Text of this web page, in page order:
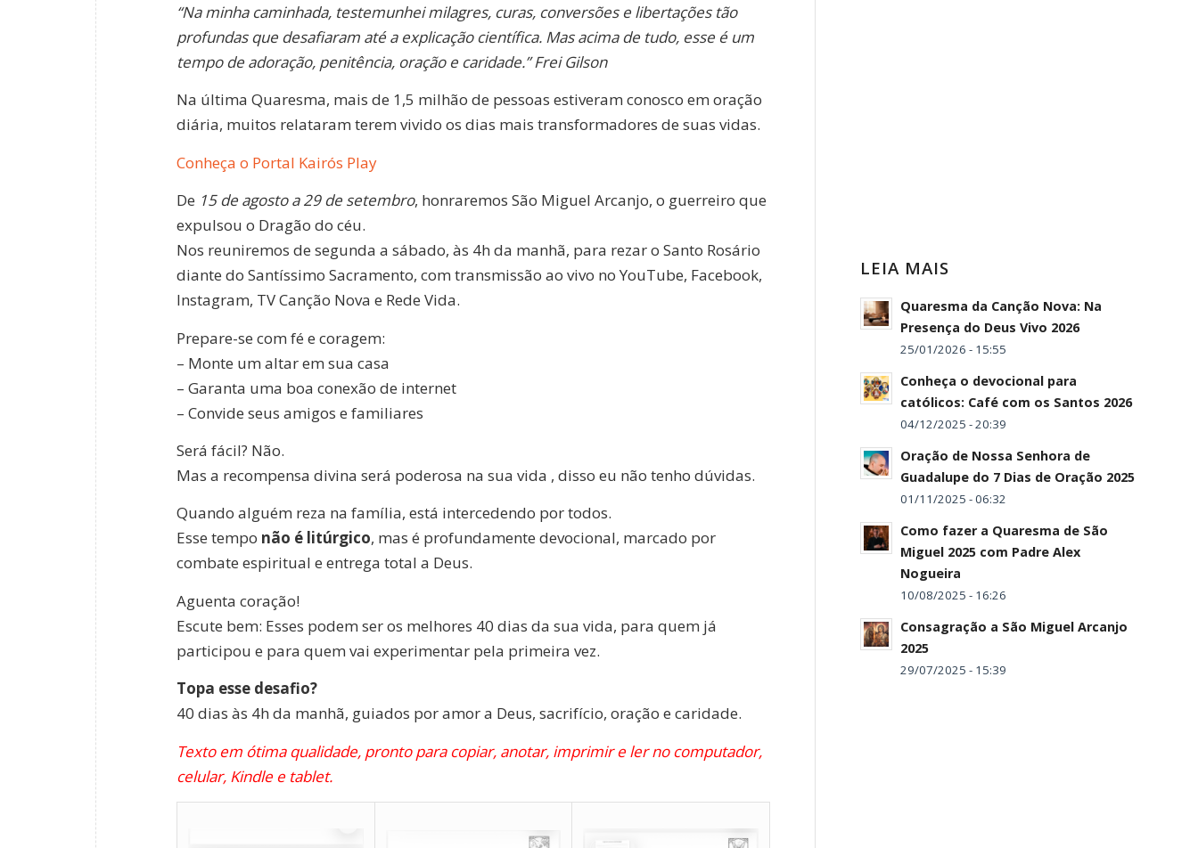
“Na minha caminhada, testemunhei milagres, curas, conversões e libertações tão
profundas que desafiaram até a explicação científica. Mas acima de tudo, esse é um
tempo de adoração, penitência, oração e caridade.” Frei Gilson
Na última Quaresma, mais de 1,5 milhão de pessoas estiveram conosco em oração
diária, muitos relataram terem vivido os dias mais transformadores de suas vidas.
Conheça o Portal Kairós Play
De 15 de agosto a 29 de setembro, honraremos São Miguel Arcanjo, o guerreiro que
expulsou o Dragão do céu.
Nos reuniremos de segunda a sábado, às 4h da manhã, para rezar o Santo Rosário
diante do Santíssimo Sacramento, com transmissão ao vivo no YouTube, Facebook,
Instagram, TV Canção Nova e Rede Vida.
Prepare-se com fé e coragem:
– Monte um altar em sua casa
– Garanta uma boa conexão de internet
– Convide seus amigos e familiares
Será fácil? Não.
Mas a recompensa divina será poderosa na sua vida , disso eu não tenho dúvidas.
Quando alguém reza na família, está intercedendo por todos.
Esse tempo não é litúrgico, mas é profundamente devocional, marcado por
combate espiritual e entrega total a Deus.
Aguenta coração!
Escute bem: Esses podem ser os melhores 40 dias da sua vida, para quem já
participou e para quem vai experimentar pela primeira vez.
Topa esse desafio?
40 dias às 4h da manhã, guiados por amor a Deus, sacrifício, oração e caridade.
Texto em ótima qualidade, pronto para copiar, anotar, imprimir e ler no computador,
celular, Kindle e tablet.
LEIA MAIS
Quaresma da Canção Nova: Na
Presença do Deus Vivo 2026
25/01/2026 - 15:55
Conheça o devocional para
católicos: Café com os Santos 2026
04/12/2025 - 20:39
Oração de Nossa Senhora de
Guadalupe do 7 Dias de Oração 2025
01/11/2025 - 06:32
Como fazer a Quaresma de São
Miguel 2025 com Padre Alex
Nogueira
10/08/2025 - 16:26
Consagração a São Miguel Arcanjo
2025
29/07/2025 - 15:39